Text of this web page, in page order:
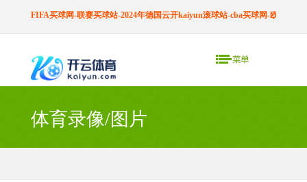
FIFA买球网-联赛买球站-2024年德国云开kaiyun滚球站-cba买球网-欧预赛
体育录像/图片